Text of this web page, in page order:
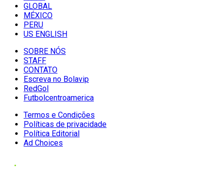
GLOBAL
MÉXICO
PERU
US ENGLISH
SOBRE NÓS
STAFF
CONTATO
Escreva no Bolavip
RedGol
Futbolcentroamerica
Termos e Condições
Políticas de privacidade
Política Editorial
Ad Choices